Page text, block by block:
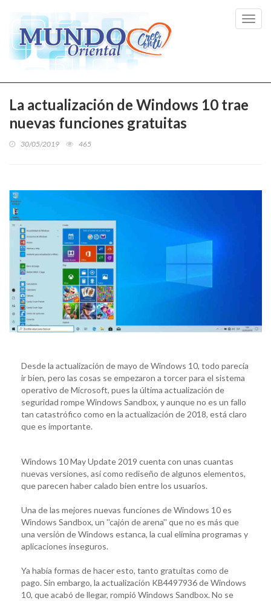
La actualización de Windows 10 trae
nuevas funciones gratuitas
30/05/2019 465
Desde la actualización de mayo de Windows 10, todo parecía
ir bien, pero las cosas se empezaron a torcer para el sistema
operativo de Microsoft, pues la última actualización de
seguridad rompe Windows Sandbox, y aunque no es un fallo
tan catastrófico como en la actualización de 2018, está claro
que es importante.
Windows 10 May Update 2019 cuenta con unas cuantas
nuevas versiones, así como rediseño de algunos elementos,
que parecen haber calado bien entre los usuarios.
Una de las mejores nuevas funciones de Windows 10 es
Windows Sandbox, un ''cajón de arena'' que no es más que
una versión de Windows estanca, la cual elimina programas y
aplicaciones inseguros.
Ya había formas de hacer esto, tanto gratuitas como de
pago. Sin embargo, la actualización KB4497936 de Windows
10, que acabó de llegar, rompió Windows Sandbox. No se